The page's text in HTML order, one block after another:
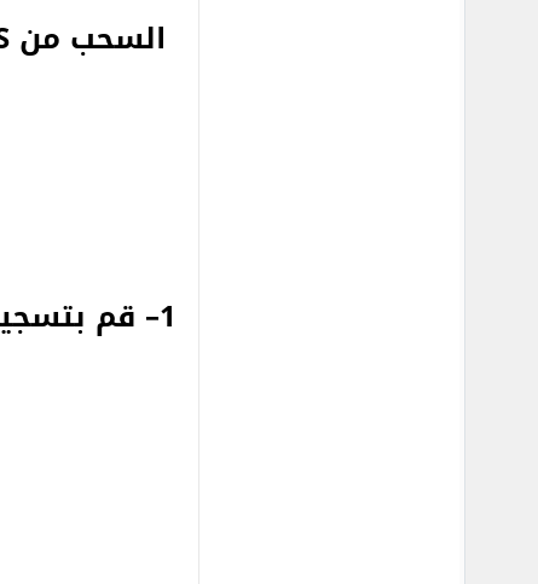
السحب من FBS على
1– قم بتسجيل الدخول إلى حسابك في